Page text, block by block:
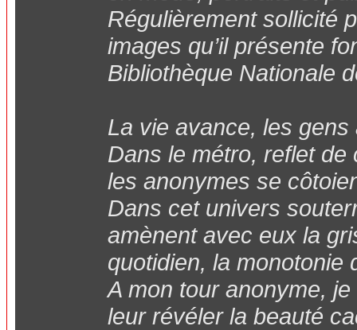
Régulièrement sollicité
images qu’il présente
Bibliothèque Nationale
La vie avance, les
Dans le métro, reflet de
les anonymes se
Dans cet univers
amènent avec eux la
quotidien, la monotonie
A mon tour anonyme,
leur révéler la beauté